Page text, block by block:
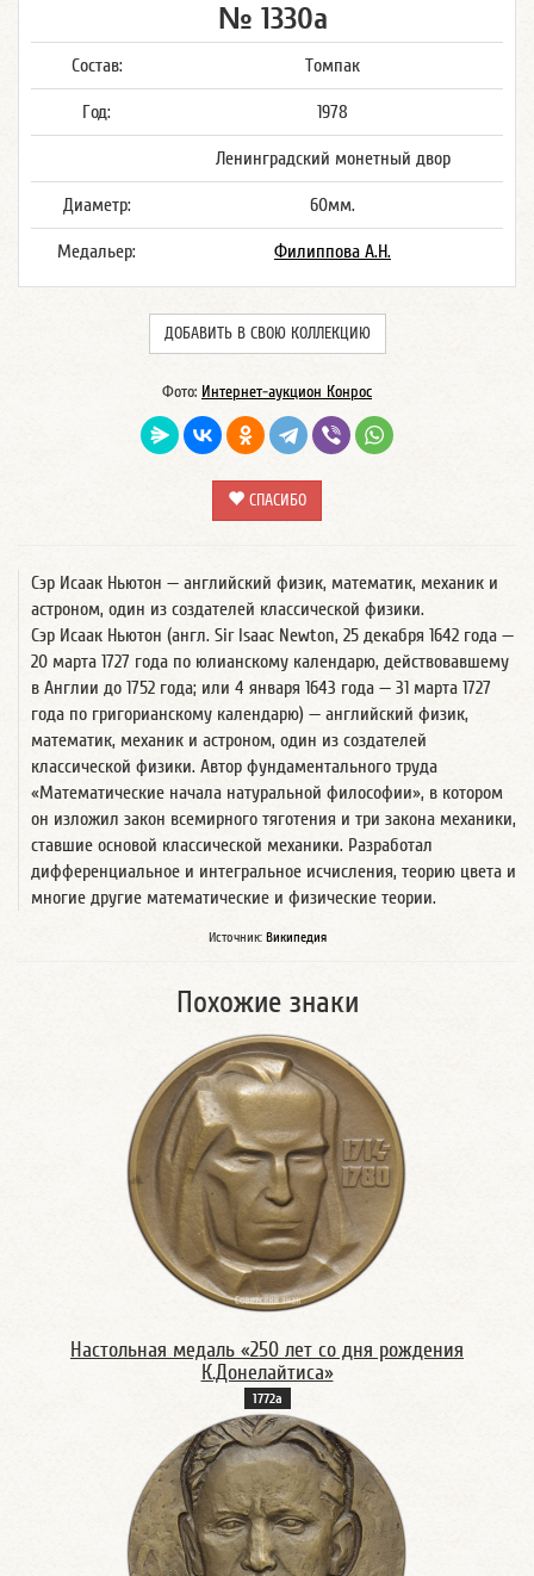
№ 1330а
Состав: Томпак
Год: 1978
Ленинградский монетный двор
Диаметр: 60мм.
Медальер: Филиппова А.Н.
ДОБАВИТЬ В СВОЮ КОЛЛЕКЦИЮ
Фото: Интернет-аукцион Конрос
СПАСИБО
Сэр Исаак Ньютон — английский физик, математик, механик и
астроном, один из создателей классической физики.
Сэр Исаак Ньютон (англ. Sir Isaac Newton, 25 декабря 1642 года —
20 марта 1727 года по юлианскому календарю, действовавшему
в Англии до 1752 года; или 4 января 1643 года — 31 марта 1727
года по григорианскому календарю) — английский физик,
математик, механик и астроном, один из создателей
классической физики. Автор фундаментального труда
«Математические начала натуральной философии», в котором
он изложил закон всемирного тяготения и три закона механики,
ставшие основой классической механики. Разработал
дифференциальное и интегральное исчисления, теорию цвета и
многие другие математические и физические теории.
Источник: Википедия
Похожие знаки
Настольная медаль «250 лет со дня рождения
К.Донелайтиса»
1772а